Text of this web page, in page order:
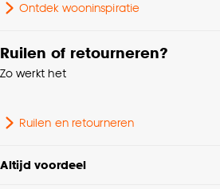
Ontdek wooninspiratie
Ruilen of retourneren?
Zo werkt het
Ruilen en retourneren
Altijd voordeel